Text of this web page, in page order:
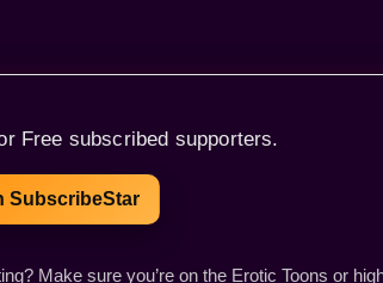
Free subscribed supporters.
SubscribeStar
Make sure you’re on the Erotic Toons or